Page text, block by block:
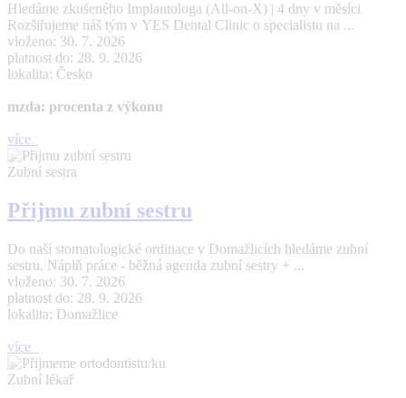
Hledáme zkušeného Implantologa (All-on-X) | 4 dny v měsíci
Rozšiřujeme náš tým v YES Dental Clinic o specialistu na ...
vloženo: 30. 7. 2026
platnost do: 28. 9. 2026
lokalita: Česko
mzda: procenta z výkonu
více
Zubní sestra
Přijmu zubní sestru
Do naší stomatologické ordinace v Domažlicích hledáme zubní
sestru. Náplň práce - běžná agenda zubní sestry + ...
vloženo: 30. 7. 2026
platnost do: 28. 9. 2026
lokalita: Domažlice
více
Zubní lékař